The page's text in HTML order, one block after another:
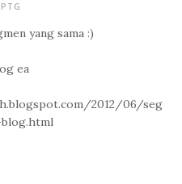
yang sama :)
ea
2012/06/seg